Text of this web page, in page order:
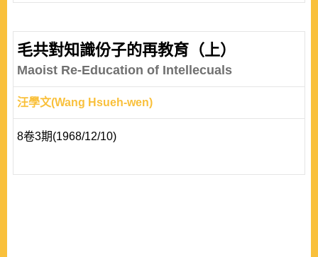
毛共對知識份子的再教育（上）
Maoist Re-Education of Intellecuals
汪學文(Wang Hsueh-wen)
8卷3期(1968/12/10)